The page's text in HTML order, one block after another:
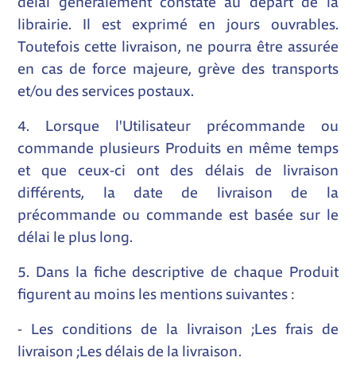
librairie. Il est exprimé en jours ouvrables.
Toutefois cette livraison, ne pourra être assurée
en cas de force majeure, grève des transports
et/ou des services postaux.
4. Lorsque l'Utilisateur précommande ou
commande plusieurs Produits en même temps
et que ceux-ci ont des délais de livraison
différents, la date de livraison de la
précommande ou commande est basée sur le
délai le plus long.
5. Dans la fiche descriptive de chaque Produit
figurent au moins les mentions suivantes :
- Les conditions de la livraison ;Les frais de
livraison ;Les délais de la livraison.